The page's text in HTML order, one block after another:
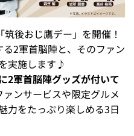
筑後おじ鷹デー」を開催！
2軍首脳陣と、そのファン
実施します♪
2軍首脳陣グッズが付いて
ンサービスや限定グルメ
力をたっぷり楽しめる3日